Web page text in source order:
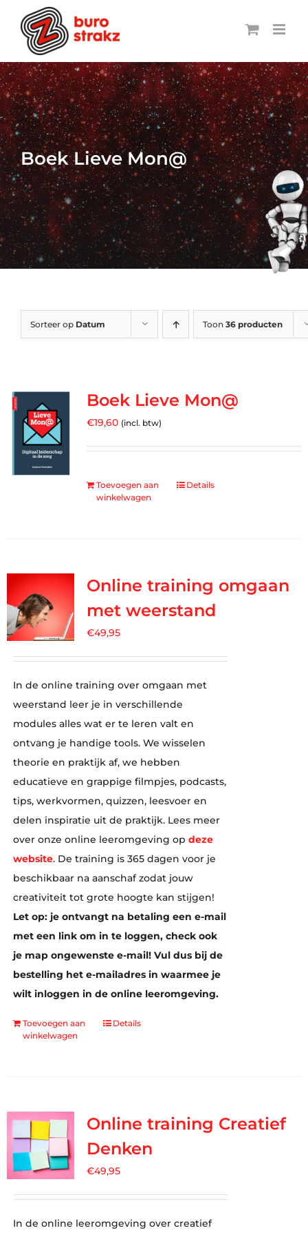
naar
inhoud
Boek Lieve Mon@
Sorteer op Datum Toon 36 producten
Boek Lieve Mon@
€19,60 (incl. btw)
Toevoegen aan
winkelwagen
Details
Online training omgaan
met weerstand
€49,95
In de online training over omgaan met
weerstand leer je in verschillende
modules alles wat er te leren valt en
ontvang je handige tools. We wisselen
theorie en praktijk af, we hebben
educatieve en grappige filmpjes, podcasts,
tips, werkvormen, quizzen, leesvoer en
delen inspiratie uit de praktijk. Lees meer
over onze online leeromgeving op deze
website. De training is 365 dagen voor je
beschikbaar na aanschaf zodat jouw
creativiteit tot grote hoogte kan stijgen!
Let op: je ontvangt na betaling een e-mail
met een link om in te loggen, check ook
je map ongewenste e-mail! Vul dus bij de
bestelling het e-mailadres in waarmee je
wilt inloggen in de online leeromgeving.
Toevoegen aan
winkelwagen
Details
Online training Creatief
Denken
€49,95
In de online leeromgeving over creatief